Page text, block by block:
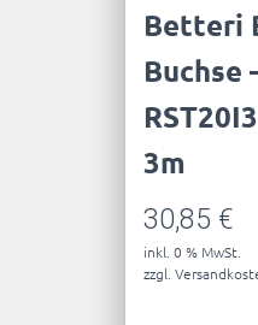
Betteri
Buchse
3m
30,85 €
inkl. 0 % MwSt.
zzgl.